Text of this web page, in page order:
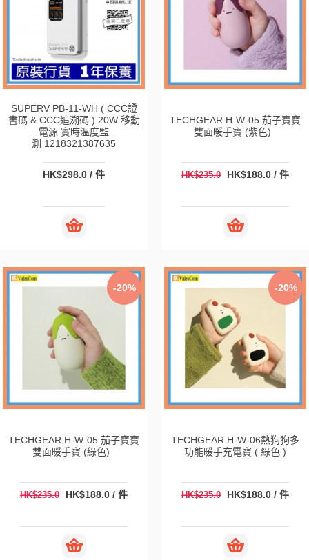
SUPERV PB-11-WH ( CCC證
書碼 & CCC追溯碼 ) 20W 移動
電源 實時溫度監
測 1218321387635
HK$298.0 / 件
TECHGEAR H-W-05 茄子寶寶
雙面暖手寶 (紫色)
HK$235.0 HK$188.0 / 件
-20%
TECHGEAR H-W-05 茄子寶寶
雙面暖手寶 (綠色)
HK$235.0 HK$188.0 / 件
-20%
TECHGEAR H-W-06熱狗狗多
功能暖手充電寶 ( 綠色 )
HK$235.0 HK$188.0 / 件